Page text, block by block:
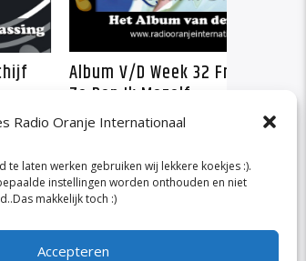
Radio Oranje Internationaal
te laten werken gebruiken wij lekkere koekjes :).
instellingen worden onthouden en niet
makkelijk toch :)
Accepteren
Album V/D
Zo Ben Ik
Kwartet Schijf